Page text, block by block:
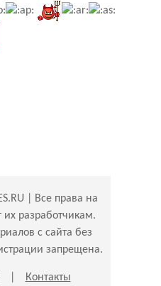
| Все права на
разработчикам.
с сайта без
запрещена.
Контакты